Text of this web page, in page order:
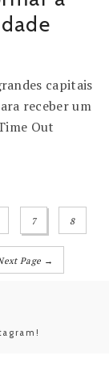
capitais
receber um
Out
7 8
Page →